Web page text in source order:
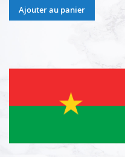
Ajouter au panier